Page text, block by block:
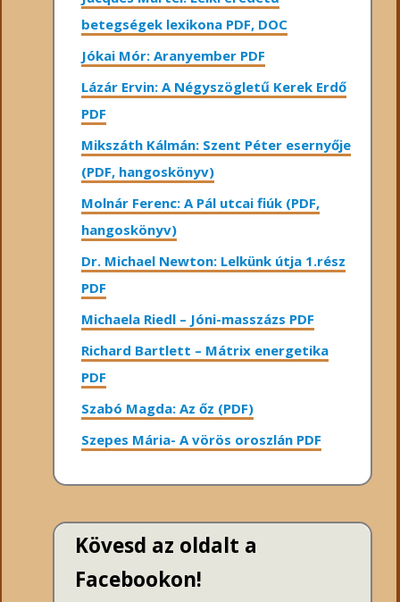
betegségek lexikona PDF, DOC
Jókai Mór: Aranyember PDF
Lázár Ervin: A Négyszögletű Kerek Erdő
PDF
Mikszáth Kálmán: Szent Péter esernyője
(PDF, hangoskönyv)
Molnár Ferenc: A Pál utcai fiúk (PDF,
hangoskönyv)
Dr. Michael Newton: Lelkünk útja 1.rész
PDF
Michaela Riedl – Jóni-masszázs PDF
Richard Bartlett – Mátrix energetika
PDF
Szabó Magda: Az őz (PDF)
Szepes Mária- A vörös oroszlán PDF
Kövesd az oldalt a
Facebookon!